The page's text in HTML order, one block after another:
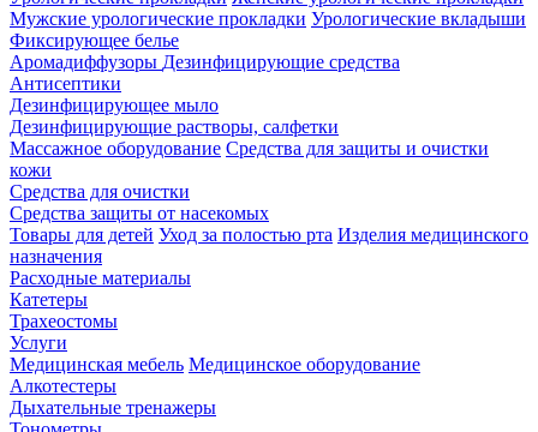
Мужские урологические прокладки Урологические вкладыши
Фиксирующее белье
Аромадиффузоры Дезинфицирующие средства
Антисептики
Дезинфицирующее мыло
Дезинфицирующие растворы, салфетки
Массажное оборудование Средства для защиты и очистки
кожи
Средства для очистки
Средства защиты от насекомых
Товары для детей Уход за полостью рта Изделия медицинского
назначения
Расходные материалы
Катетеры
Трахеостомы
Услуги
Медицинская мебель Медицинское оборудование
Алкотестеры
Дыхательные тренажеры